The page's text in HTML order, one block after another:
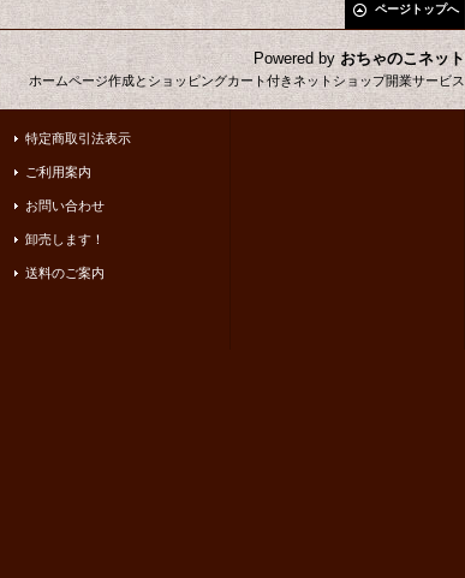
ページトップへ
Powered byおちゃのこネット
ホームページ作成とショッピングカート付きネットショップ開業サービス
特定商取引法表示
ご利用案内
お問い合わせ
卸売します！
送料のご案内